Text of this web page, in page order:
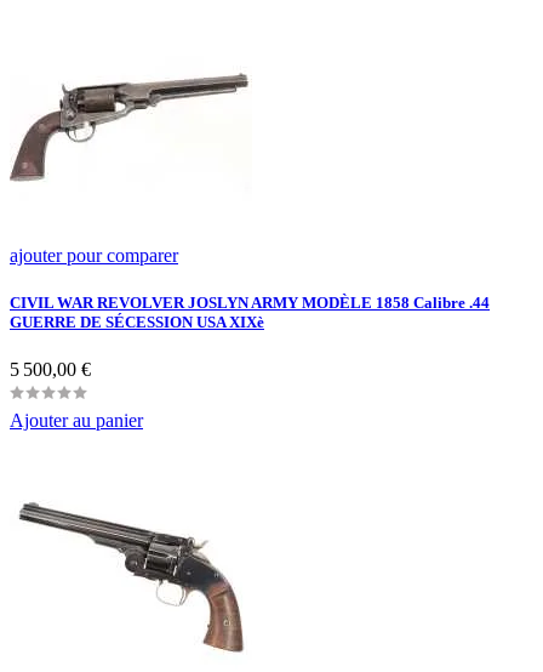
ajouter pour comparer
CIVIL WAR REVOLVER JOSLYN ARMY MODÈLE 1858 Calibre .44
GUERRE DE SÉCESSION USA XIXè
Prix
5 500,00 €
Ajouter au panier